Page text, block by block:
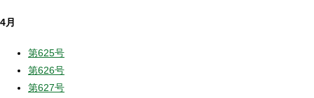
4月
第625号
第626号
第627号